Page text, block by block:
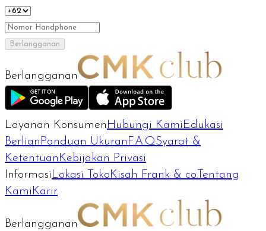
Berlangganan
Berlangganan
Layanan Konsumen Hubungi Kami Edukasi
Berlian Panduan Ukuran F.A.QSyarat &
Ketentuan Kebijakan Privasi
Informasi Lokasi Toko Kisah Frank & co.Tentang
Kami Karir
Berlangganan